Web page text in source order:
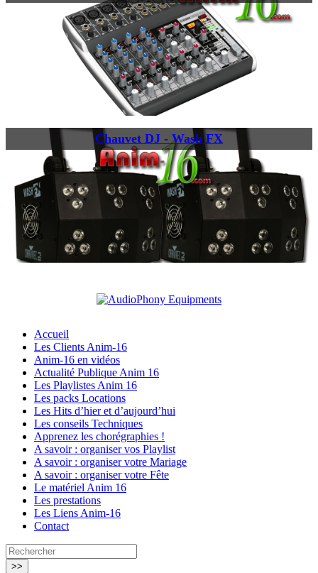
Chauvet DJ - Wash FX
Accueil
Les Clients Anim-16
Anim-16 en vidéos
Actualité Publique Anim 16
Les Playlistes Anim 16
Les packs Locations
Les Hits d’hier et d’aujourd’hui
Les conseils Techniques
Apprenez les chorégraphies !
A savoir : organiser vos Playlist
A savoir : organiser votre Mariage
A savoir : organiser votre Fête
Le matériel Anim 16
Les prestations
Les Liens Anim-16
Contact